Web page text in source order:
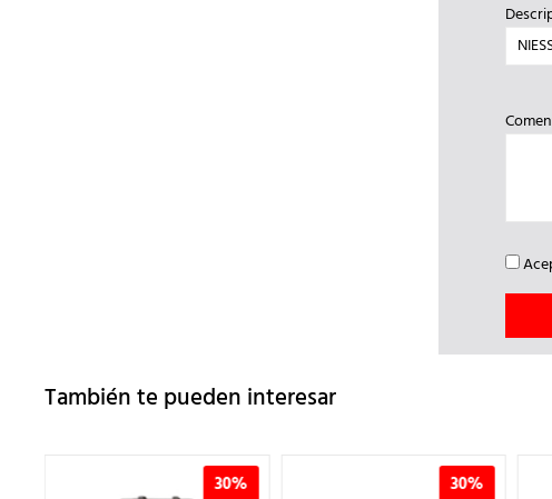
También te pueden interesar
30% 30%